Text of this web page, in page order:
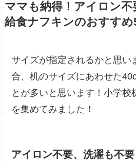
ママも納得！アイロン
給食ナフキンのおすすめ
サイズが指定されるかと思い
合、机のサイズにあわせた
とが多いと思います！小学校
を集めてみました！
アイロン不要、洗濯も不要